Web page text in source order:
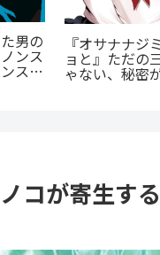
男の
ンス
スア
『オサナナジ
ョと』ただの
ゃない、秘密
クシーサスペ
コが寄生す